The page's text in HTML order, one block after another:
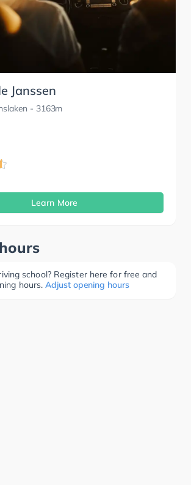
Janssen
- 3163m
Learn More
school? Register here for free and
hours. Adjust opening hours